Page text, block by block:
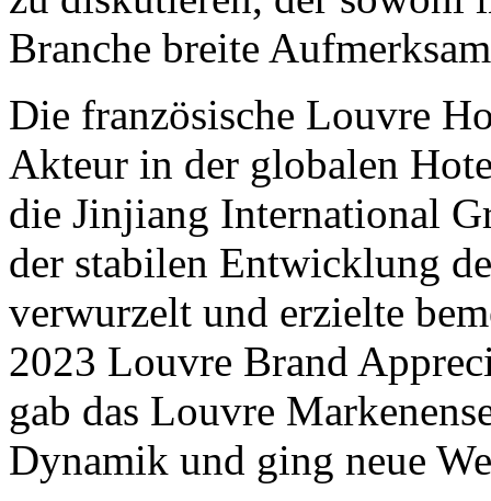
Branche breite
Die französische Louvre
Akteur in der globalen
die Jinjiang International
der stabilen Entwicklung
verwurzelt und erzielte
2023 Louvre Brand
gab das Louvre
Dynamik und ging neue